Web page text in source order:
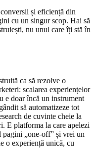
și eficiență din
cu un singur scop. Hai să
nu unul care îți stă în
ca să rezolve o
scalarea experiențelor
e doar încă un instrument
să automatizeze tot
de cuvinte cheie la
E platforma la care apelezi
pagini „one-off” și vrei un
o experiență unică, cu